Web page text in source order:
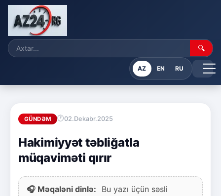
🔍
AZ EN RU
GÜNDƏM 02.Dekabr.2025
Hakimiyyət təbliğatla
müqaviməti qırır
🎧 Məqaləni dinlə:
Bu yazı üçün səsli